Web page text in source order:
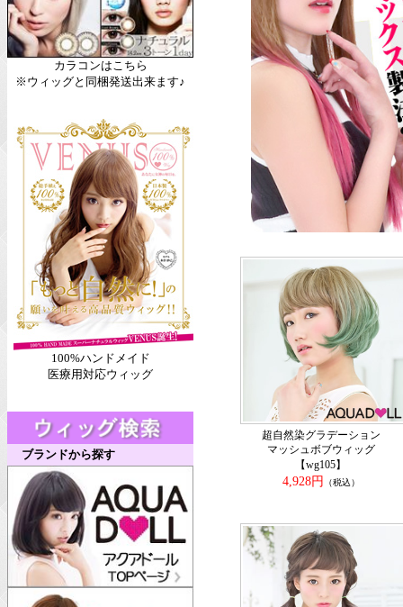
カラコンはこちら
※ウィッグと同梱発送出来ます♪
100%ハンドメイド
医療用対応ウィッグ
ブランドから探す
超自然染グラデーション
マッシュボブウィッグ
【wg105】
4,928円
（税込）